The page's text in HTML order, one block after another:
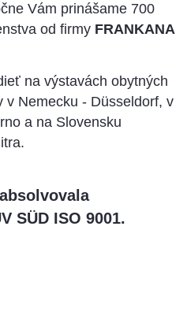
Vám prinášame 700
od firmy FRANKANA
na výstavách obytných
v Nemecku - Düsseldorf, v
a na Slovensku
SÜD ISO 9001.